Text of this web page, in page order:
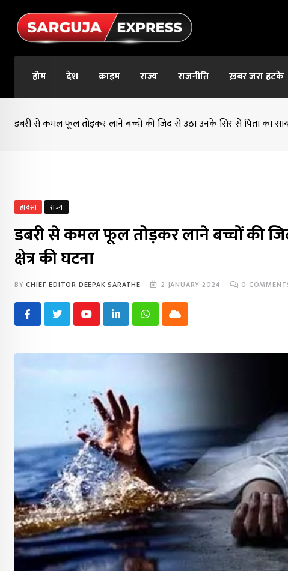
content
होम देश क्राइम राज्य राजनीति ख़बर जरा हटके
डबरी से कमल फूल तोड़कर लाने बच्चों की जिद से उठा उनके सिर से पिता का
हादसा राज्य
डबरी से कमल फूल तोड़कर लाने बच्चों की
क्षेत्र की घटना
BYCHIEF EDITOR DEEPAK SARATHE 2 JANUARY 2024 0
YoutubeLinkedInWhatsappCloud